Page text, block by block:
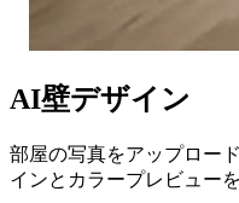
AI壁デザイン
部屋の写真をアップロー
インとカラープレビュー